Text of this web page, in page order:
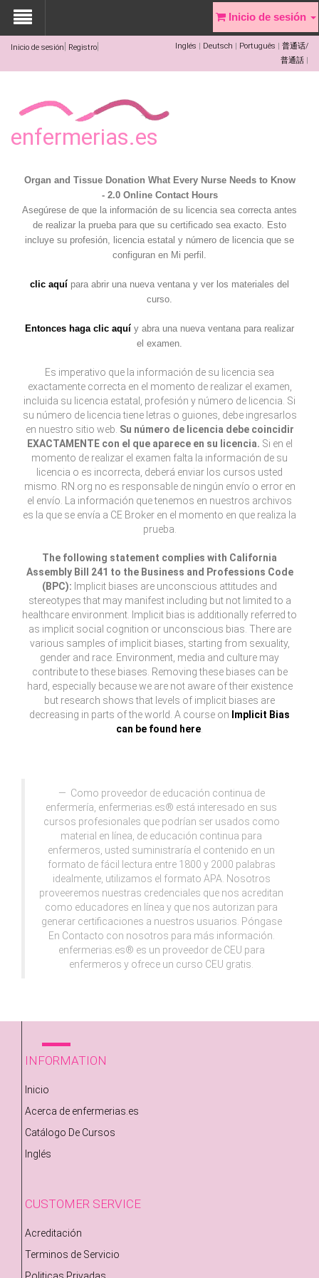
Inicio de sesión Registro Inglés Deutsch Português
普通话/
普通話
enfermerias.es
Inicio de sesión
Organ and Tissue Donation What Every Nurse Needs to Know
- 2.0 Online Contact Hours
Asegúrese de que la información de su licencia sea correcta antes
de realizar la prueba para que su certificado sea exacto. Esto
incluye su profesión, licencia estatal y número de licencia que se
configuran en Mi perfil.
clic aquí para abrir una nueva ventana y ver los materiales del
curso.
Entonces haga clic aquí y abra una nueva ventana para realizar
el examen.
Es imperativo que la información de su licencia sea
exactamente correcta en el momento de realizar el examen,
incluida su licencia estatal, profesión y número de licencia. Si
su número de licencia tiene letras o guiones, debe ingresarlos
en nuestro sitio web. Su número de licencia debe coincidir
EXACTAMENTE con el que aparece en su licencia. Si en el
momento de realizar el examen falta la información de su
licencia o es incorrecta, deberá enviar los cursos usted
mismo. RN.org no es responsable de ningún envío o error en
el envío. La información que tenemos en nuestros archivos
es la que se envía a CE Broker en el momento en que realiza la
prueba.
The following statement complies with California
Assembly Bill 241 to the Business and Professions Code
(BPC): Implicit biases are unconscious attitudes and
stereotypes that may manifest including but not limited to a
healthcare environment. Implicit bias is additionally referred to
as implicit social cognition or unconscious bias. There are
various samples of implicit biases, starting from sexuality,
gender and race. Environment, media and culture may
contribute to these biases. Removing these biases can be
hard, especially because we are not aware of their existence
but research shows that levels of implicit biases are
decreasing in parts of the world. A course on Implicit Bias
can be found here
Como proveedor de educación continua de
enfermería, enfermerias.es® está interesado en sus
cursos profesionales que podrían ser usados como
material en línea, de educación continua para
enfermeros, usted suministraría el contenido en un
formato de fácil lectura entre 1800 y 2000 palabras
idealmente, utilizamos el formato APA. Nosotros
proveeremos nuestras credenciales que nos acreditan
como educadores en línea y que nos autorizan para
generar certificaciones a nuestros usuarios. Póngase
En Contacto con nosotros para más información.
enfermerias.es® es un proveedor de CEU para
enfermeros y ofrece un curso CEU gratis.
INFORMATION
Inicio
Acerca de enfermerias.es
Catálogo De Cursos
Inglés
CUSTOMER SERVICE
Acreditación
Terminos de Servicio